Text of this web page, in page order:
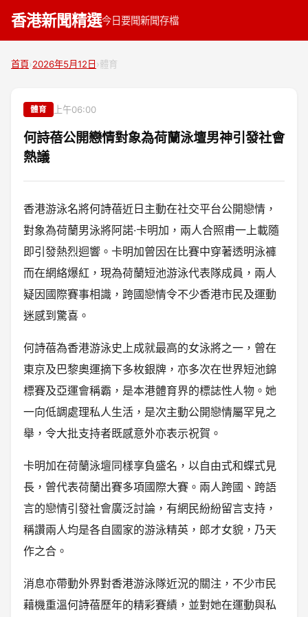
香港新聞精選今日要聞新聞存檔
首頁›2026年5月12日 › 體育
體育 上午06:00
何詩蓓公開戀情對象為荷蘭泳壇男神引發社會
熱議
香港游泳名將何詩蓓近日主動在社交平台公開戀情，
對象為荷蘭男泳將阿諾·卡明加，兩人合照甫一上載隨
即引發熱烈迴響。卡明加曾因在比賽中穿著透明泳褲
而在網絡爆紅，現為荷蘭短池游泳代表隊成員，兩人
疑因國際賽事相識，跨國戀情令不少香港市民及運動
迷感到驚喜。
何詩蓓為香港游泳史上成就最高的女泳將之一，曾在
東京及巴黎奧運摘下多枚銀牌，亦多次在世界短池錦
標賽及亞運會稱霸，是本港體育界的標誌性人物。她
一向低調處理私人生活，是次主動公開戀情屬罕見之
舉，令大批支持者既感意外亦表示祝賀。
卡明加在荷蘭泳壇同樣享負盛名，以自由式和蝶式見
長，曾代表荷蘭出賽多項國際大賽。兩人跨國、跨語
言的戀情引發社會廣泛討論，有網民紛紛留言支持，
稱讚兩人均是各自國家的游泳精英，郎才女貌，乃天
作之合。
消息亦帶動外界對香港游泳隊近況的關注，不少市民
藉機重溫何詩蓓歷年的精彩賽績，並對她在運動與私